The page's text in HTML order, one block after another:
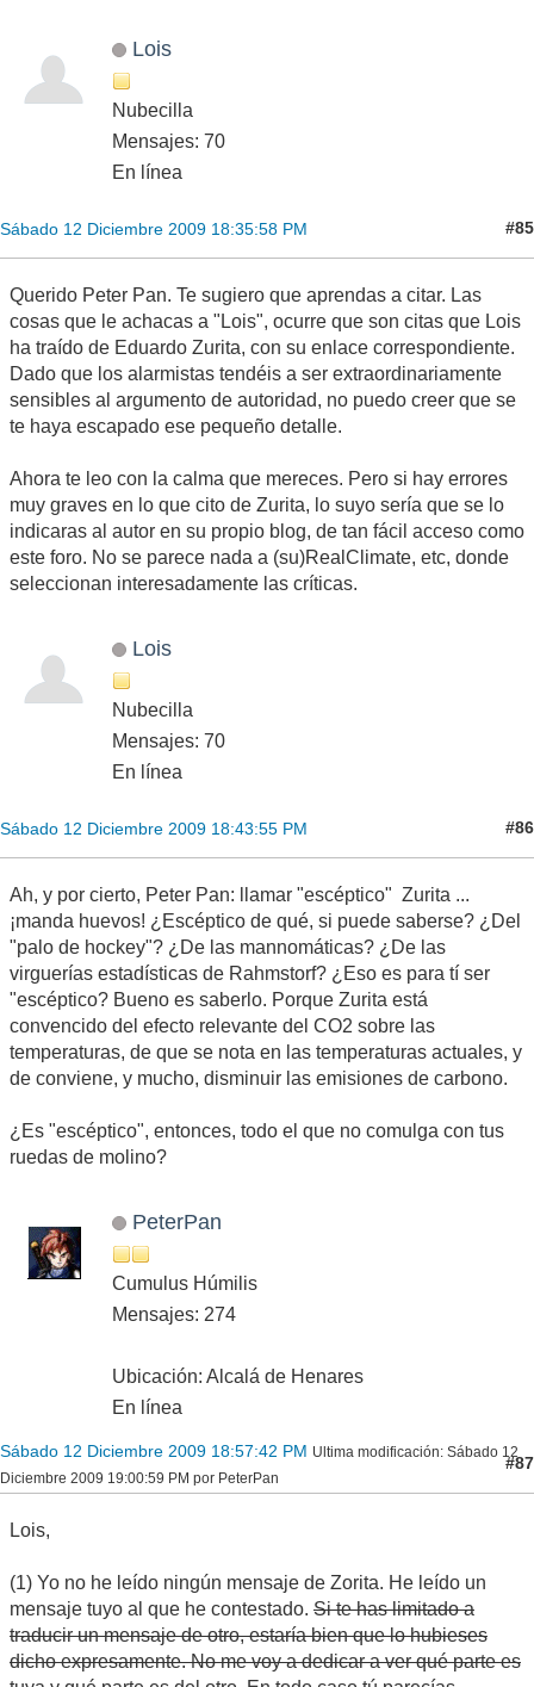
Lois
Nubecilla
Mensajes: 70
En línea
Sábado 12 Diciembre 2009 18:35:58 PM #85
Querido Peter Pan. Te sugiero que aprendas a citar. Las
cosas que le achacas a "Lois", ocurre que son citas que Lois
ha traído de Eduardo Zurita, con su enlace correspondiente.
Dado que los alarmistas tendéis a ser extraordinariamente
sensibles al argumento de autoridad, no puedo creer que se
te haya escapado ese pequeño detalle.
Ahora te leo con la calma que mereces. Pero si hay errores
muy graves en lo que cito de Zurita, lo suyo sería que se lo
indicaras al autor en su propio blog, de tan fácil acceso como
este foro. No se parece nada a (su)RealClimate, etc, donde
seleccionan interesadamente las críticas.
Lois
Nubecilla
Mensajes: 70
En línea
Sábado 12 Diciembre 2009 18:43:55 PM #86
Ah, y por cierto, Peter Pan: llamar "escéptico" Zurita ...
¡manda huevos! ¿Escéptico de qué, si puede saberse? ¿Del
"palo de hockey"? ¿De las mannomáticas? ¿De las
virguerías estadísticas de Rahmstorf? ¿Eso es para tí ser
"escéptico? Bueno es saberlo. Porque Zurita está
convencido del efecto relevante del CO2 sobre las
temperaturas, de que se nota en las temperaturas actuales, y
de conviene, y mucho, disminuir las emisiones de carbono.
¿Es "escéptico", entonces, todo el que no comulga con tus
ruedas de molino?
PeterPan
Cumulus Húmilis
Mensajes: 274
Ubicación: Alcalá de Henares
En línea
Sábado 12 Diciembre 2009 18:57:42 PM Ultima modificación: Sábado 12
Diciembre 2009 19:00:59 PM por PeterPan
#87
Lois,
(1) Yo no he leído ningún mensaje de Zorita. He leído un
mensaje tuyo al que he contestado. Si te has limitado a
traducir un mensaje de otro, estaría bien que lo hubieses
dicho expresamente. No me voy a dedicar a ver qué parte es